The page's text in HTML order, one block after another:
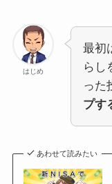
はじめ
最初
らし
った
プす
あわせて読みたい